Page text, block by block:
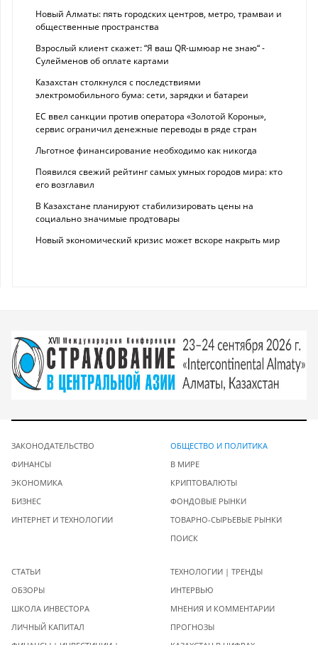
Новый Алматы: пять городских центров, метро, трамваи и
общественные пространства
Взрослый клиент скажет: “Я ваш QR-шмюар не знаю“ -
Сулейменов об оплате картами
Казахстан столкнулся с последствиями
электромобильного бума: сети, зарядки и батареи
ЕС ввел санкции против оператора «Золотой Короны»,
сервис ограничил денежные переводы в ряде стран
Льготное финансирование необходимо как никогда
Появился свежий рейтинг самых умных городов мира: кто
его возглавил
В Казахстане планируют стабилизировать цены на
социально значимые продтовары
Новый экономический кризис может вскоре накрыть мир
ЗАКОНОДАТЕЛЬСТВО
ФИНАНСЫ
ЭКОНОМИКА
БИЗНЕС
ИНТЕРНЕТ И ТЕХНОЛОГИИ
ОБЩЕСТВО И ПОЛИТИКА
В МИРЕ
КРИПТОВАЛЮТЫ
ФОНДОВЫЕ РЫНКИ
ТОВАРНО-СЫРЬЕВЫЕ РЫНКИ
ПОИСК
СТАТЬИ
ОБЗОРЫ
ШКОЛА ИНВЕСТОРА
ЛИЧНЫЙ КАПИТАЛ
ТЕХНОЛОГИИ | ТРЕНДЫ
ИНТЕРВЬЮ
МНЕНИЯ И КОММЕНТАРИИ
ПРОГНОЗЫ